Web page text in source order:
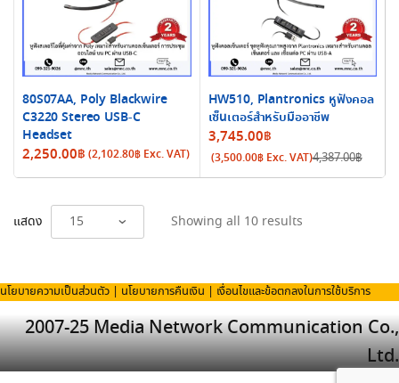
80S07AA, Poly Blackwire
C3220 Stereo USB-C
Headset
2,250.00฿ (2,102.80฿ Exc. VAT)
HW510, Plantronics หูฟังคอล
เซ็นเตอร์สำหรับมืออาชีพ
4,387.00฿
Original
price
was:
3,745.00฿
Current
price
is:
(3,500.00฿Exc. VAT)
แสดง Showing all 10 results
นโยบายความเป็นส่วนตัว นโยบายการคืนเงิน เงื่อนไขและข้อตกลงในการใช้บริการ
2007-25 Media Network Communication Co.,
Ltd.